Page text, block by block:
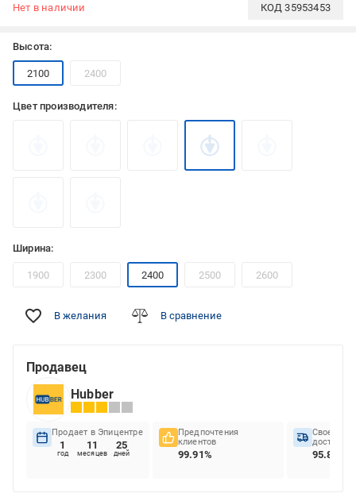
Нет в наличии КОД35953453
Высота:
2100 2400
Цвет производителя:
Ширина:
1900 2300 2400 2500 2600
В желания В сравнение
Продавец
Hubber
Продает в Эпицентре
1
год
11
месяцев
25
дней
Предпочтения
клиентов
99.91%
доставок
95.85%